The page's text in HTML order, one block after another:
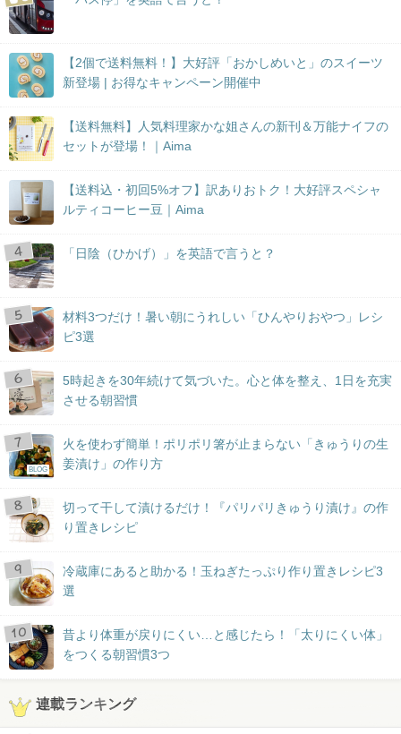
【2個で送料無料！】大好評「おかしめいと」のスイーツ
新登場 | お得なキャンペーン開催中
【送料無料】人気料理家かな姐さんの新刊＆万能ナイフの
セットが登場！｜Aima
【送料込・初回5%オフ】訳ありおトク！大好評スペシャ
ルティコーヒー豆｜Aima
「日陰（ひかげ）」を英語で言うと？
材料3つだけ！暑い朝にうれしい「ひんやりおやつ」レシ
ピ3選
5時起きを30年続けて気づいた。心と体を整え、1日を充実
させる朝習慣
BLOG
火を使わず簡単！ポリポリ箸が止まらない「きゅうりの生
姜漬け」の作り方
切って干して漬けるだけ！『パリパリきゅうり漬け』の作
り置きレシピ
冷蔵庫にあると助かる！玉ねぎたっぷり作り置きレシピ3
選
昔より体重が戻りにくい…と感じたら！「太りにくい体」
をつくる朝習慣3つ
連載ランキング